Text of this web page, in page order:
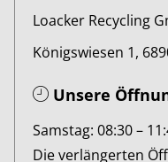
Loacker Recycling
Königswiesen 1,
Unsere
Samstag: 08:30 –
Die verlängerten